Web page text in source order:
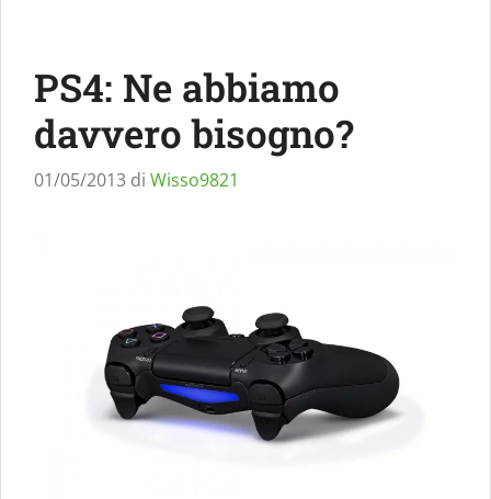
PS4: Ne abbiamo
davvero bisogno?
01/05/2013 di Wisso9821